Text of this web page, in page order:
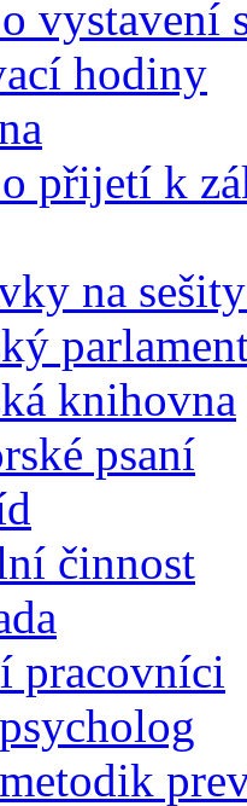
vystavení
hodiny
přijetí k
na
knihovna
psaní
činnost
pracovníci